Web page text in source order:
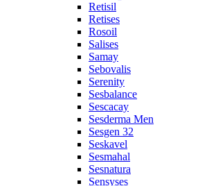
Retisil
Retises
Rosoil
Salises
Samay
Sebovalis
Serenity
Sesbalance
Sescacay
Sesderma Men
Sesgen 32
Seskavel
Sesmahal
Sesnatura
Sensyses